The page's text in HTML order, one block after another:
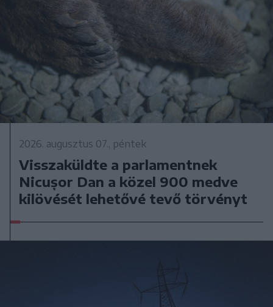
2026. augusztus 07., péntek
Visszaküldte a parlamentnek
Nicușor Dan a közel 900 medve
kilövését lehetővé tevő törvényt